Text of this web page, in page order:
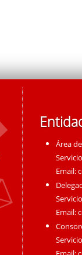
Área
Email:
Email: